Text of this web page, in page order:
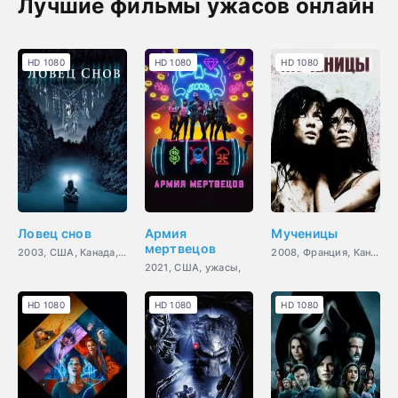
Лучшие фильмы ужасов онлайн
Ловец снов
2003, США, Канада, ужасы,
HD 1080
Армия
мертвецов
2021, США, ужасы,
HD 1080
Мученицы
2008, Франция, Канада, ужасы
HD 1080
HD 1080 HD 1080 HD 1080